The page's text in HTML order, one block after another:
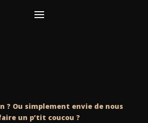
? Ou simplement envie de nous
un p’tit coucou ?